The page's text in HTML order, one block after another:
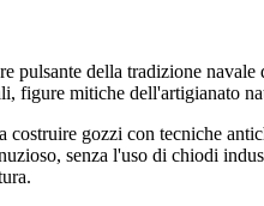
pulsante della tradizione navale
figure mitiche dell'artigianato
costruire gozzi con tecniche
senza l'uso di chiodi